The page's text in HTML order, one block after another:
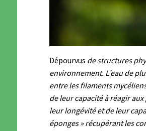
Dépourvus de structures
environnement. L’eau de
entre les filaments
de leur capacité à réagir
leur longévité et de leur
éponges » récupérant les